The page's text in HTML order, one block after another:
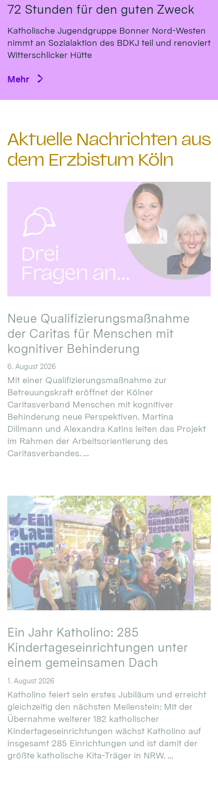
72 Stunden für den guten Zweck
Katholische Jugendgruppe Bonner Nord-Westen
nimmt an Sozialaktion des BDKJ teil und renoviert
Witterschlicker Hütte
Mehr
Aktuelle Nachrichten aus
dem Erzbistum Köln
Neue Qualifizierungsmaßnahme
der Caritas für Menschen mit
kognitiver Behinderung
6. August 2026
Mit einer Qualifizierungsmaßnahme zur
Betreuungskraft eröffnet der Kölner
Caritasverband Menschen mit kognitiver
Behinderung neue Perspektiven. Martina
Dillmann und Alexandra Katins leiten das Projekt
im Rahmen der Arbeitsorientierung des
Caritasverbandes. ...
Ein Jahr Katholino: 285
Kindertageseinrichtungen unter
einem gemeinsamen Dach
1. August 2026
Katholino feiert sein erstes Jubiläum und erreicht
gleichzeitig den nächsten Meilenstein: Mit der
Übernahme weiterer 182 katholischer
Kindertageseinrichtungen wächst Katholino auf
insgesamt 285 Einrichtungen und ist damit der
größte katholische Kita-Träger in NRW. ...